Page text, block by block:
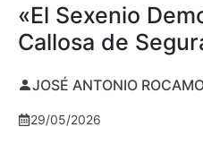
«El Sexenio
Callosa de
JOSÉ ANTONIO
29/05/2026